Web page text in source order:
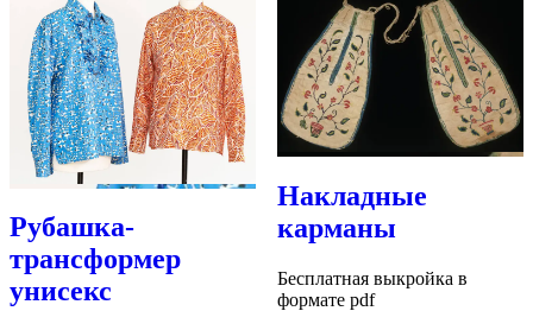
Рубашка-
трансформер
унисекс
Накладные
карманы
Бесплатная выкройка в
формате pdf